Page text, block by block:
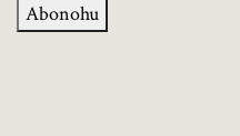
Abonohu